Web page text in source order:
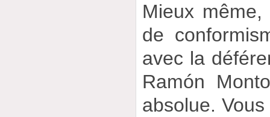
Mieux
de
avec la
Ramón
absolue.